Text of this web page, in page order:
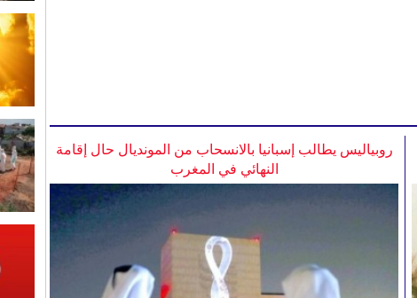
روبياليس يطالب إسبانيا بالانسحاب من المونديال حال إقامة
النهائي في المغرب